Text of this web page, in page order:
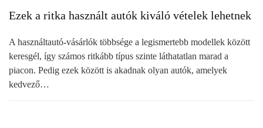
Ezek a ritka használt autók kiváló vételek lehetnek
A használtautó-vásárlók többsége a legismertebb modellek között
keresgél, így számos ritkább típus szinte láthatatlan marad a
piacon. Pedig ezek között is akadnak olyan autók, amelyek
kedvező…